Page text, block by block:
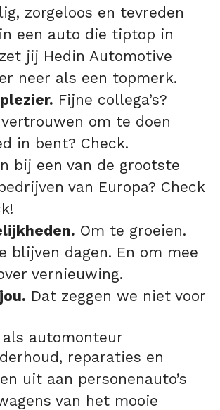
zorgeloos en tevreden
een auto die tiptop in
jij Hedin Automotive
neer als een topmerk.
Fijne collega’s?
om te doen
in bent? Check.
bij een van de grootste
van Europa? Check
Om te groeien.
blijven dagen. En om mee
vernieuwing.
Dat zeggen we niet voor
automonteur
reparaties en
uit aan personenauto’s
van het mooie